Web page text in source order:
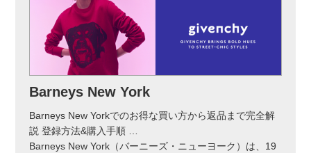
バイマ活動の疑問に売れっ子現役バイヤーが答えてみた
実録！海外ショップで買ってみた！
海外SHOP LIST
パーソナルショッパー指南書
Barneys New York
Barneys New Yorkでのお得な買い方から返品まで完全解
説 登録方法&購入手順 …
Barneys New York（バーニーズ・ニューヨーク）は、19